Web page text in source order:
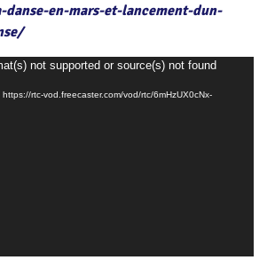
danse-en-mars-et-lancement-dun-
not supported or source(s) not found
rtc-vod.freecaster.com/vod/rtc/6mHzUX0cNx-